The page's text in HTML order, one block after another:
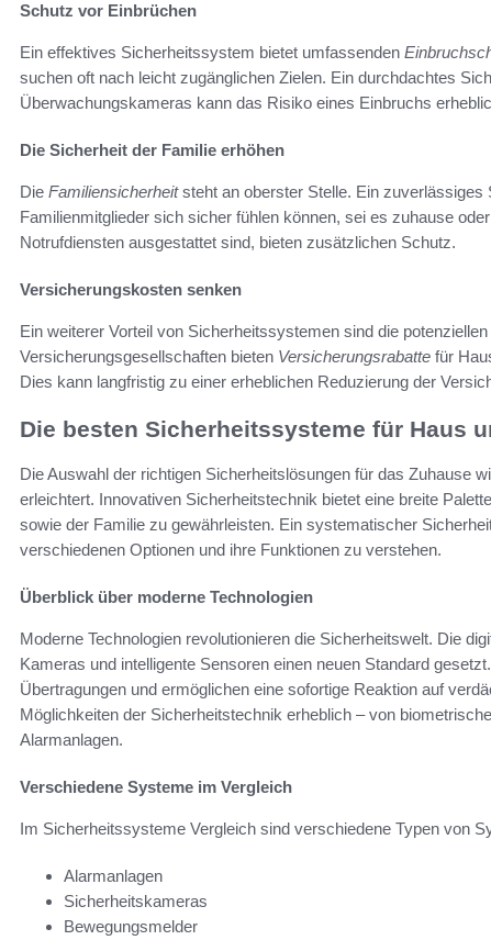
Schutz vor Einbrüchen
Ein effektives Sicherheitssystem bietet umfassenden
suchen oft nach leicht zugänglichen Zielen. Ein durchdachtes
Überwachungskameras kann das Risiko eines Einbruchs
Die Sicherheit der Familie erhöhen
Die Familiensicherheitsteht an oberster Stelle. Ein
Familienmitglieder sich sicher fühlen können, sei es zuhause
Notrufdiensten ausgestattet sind, bieten zusätzlichen Schutz.
Versicherungskosten senken
Ein weiterer Vorteil von Sicherheitssystemen sind die
Versicherungsgesellschaften bieten Versicherungsrabatte für
Dies kann langfristig zu einer erheblichen Reduzierung der
Die besten Sicherheitssysteme für Haus
Die Auswahl der richtigen Sicherheitslösungen für das Zuhause
erleichtert. Innovativen Sicherheitstechnik bietet eine breite
sowie der Familie zu gewährleisten. Ein systematischer
verschiedenen Optionen und ihre Funktionen zu verstehen.
Überblick über moderne Technologien
Moderne Technologien revolutionieren die Sicherheitswelt. Die
Kameras und intelligente Sensoren einen neuen Standard
Übertragungen und ermöglichen eine sofortige Reaktion auf
Möglichkeiten der Sicherheitstechnik erheblich – von
Alarmanlagen.
Verschiedene Systeme im Vergleich
Im Sicherheitssysteme Vergleich sind verschiedene Typen von
Alarmanlagen
Sicherheitskameras
Bewegungsmelder